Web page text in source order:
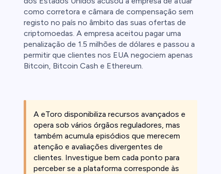
como corretora e câmara de compensação sem
registo no país no âmbito das suas ofertas de
criptomoedas. A empresa aceitou pagar uma
penalização de 1.5 milhões de dólares e passou a
permitir que clientes nos EUA negociem apenas
Bitcoin, Bitcoin Cash e Ethereum.
A eToro disponibiliza recursos avançados e
opera sob vários órgãos reguladores, mas
também acumula episódios que merecem
atenção e avaliações divergentes de
clientes. Investigue bem cada ponto para
perceber se a plataforma corresponde às